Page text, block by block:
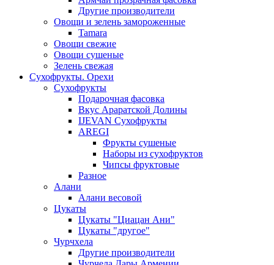
Другие производители
Овощи и зелень замороженные
Tamara
Овощи свежие
Овощи сушеные
Зелень свежая
Сухофрукты. Орехи
Сухофрукты
Подарочная фасовка
Вкус Араратской Долины
IJEVAN Сухофрукты
AREGI
Фрукты сушеные
Наборы из сухофруктов
Чипсы фруктовые
Разное
Алани
Алани весовой
Цукаты
Цукаты "Циацан Ани"
Цукаты "другое"
Чурчхела
Другие производители